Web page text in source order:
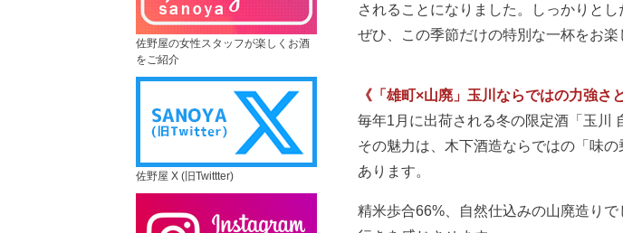
佐野屋の女性スタッフが楽しくお酒
をご紹介
佐野屋 X (旧Twittter)
されることになりました。しっかりと
ぜひ、この季節だけの特別な一杯をお楽
《「雄町×山廃」玉川ならではの力強さ
毎年1月に出荷される冬の限定酒「玉川
その魅力は、木下酒造ならではの「味
あります。
精米歩合66%、自然仕込みの山廃造り